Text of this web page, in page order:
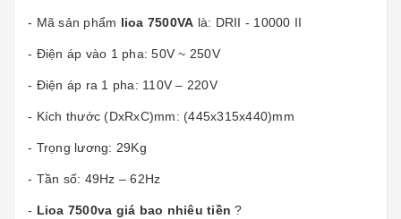
- Mã sản phẩm lioa 7500VA là: DRII - 10000 II
- Điện áp vào 1 pha: 50V ~ 250V
- Điện áp ra 1 pha: 110V – 220V
- Kích thước (DxRxC)mm: (445x315x440)mm
- Trọng lương: 29Kg
- Tần số: 49Hz – 62Hz
- Lioa 7500va giá bao nhiêu tiền?